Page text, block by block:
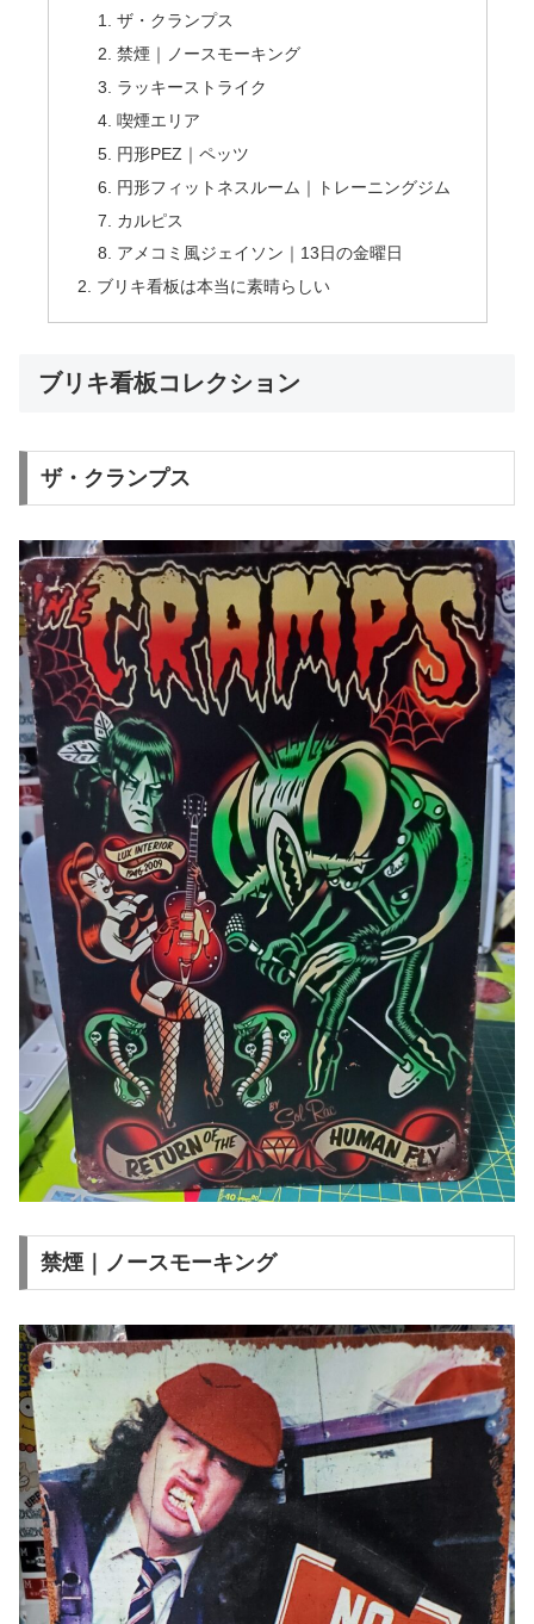
ザ・クランプス
禁煙｜ノースモーキング
ラッキーストライク
喫煙エリア
円形PEZ｜ペッツ
円形フィットネスルーム｜トレーニングジム
カルピス
アメコミ風ジェイソン｜13日の金曜日
ブリキ看板は本当に素晴らしい
ブリキ看板コレクション
ザ・クランプス
禁煙｜ノースモーキング